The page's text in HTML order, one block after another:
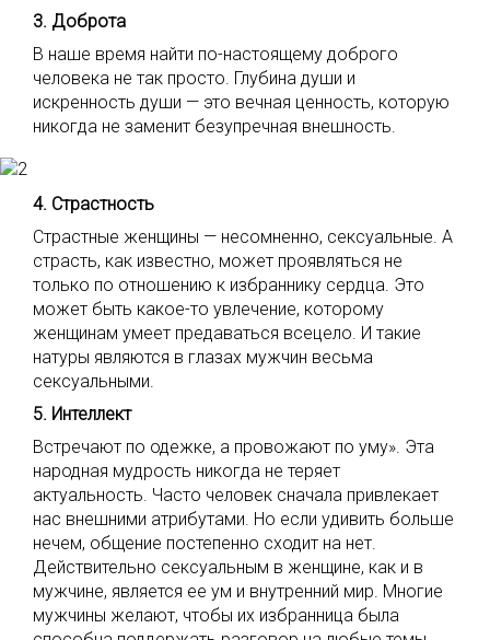
3. Доброта
В наше время найти по-настоящему доброго
человека не так просто. Глубина души и
искренность души — это вечная ценность, которую
никогда не заменит безупречная внешность.
4. Страстность
Страстные женщины — несомненно, сексуальные. А
страсть, как известно, может проявляться не
только по отношению к избраннику сердца. Это
может быть какое-то увлечение, которому
женщинам умеет предаваться всецело. И такие
натуры являются в глазах мужчин весьма
сексуальными.
5. Интеллект
Встречают по одежке, а провожают по уму». Эта
народная мудрость никогда не теряет
актуальность. Часто человек сначала привлекает
нас внешними атрибутами. Но если удивить больше
нечем, общение постепенно сходит на нет.
Действительно сексуальным в женщине, как и в
мужчине, является ее ум и внутренний мир. Многие
мужчины желают, чтобы их избранница была